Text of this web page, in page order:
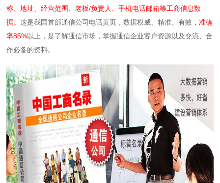
称、地址、经营范围、老板/负责人、手机电话邮箱等工商信息数
据。这是我国首部通信公司电话黄页，数据权威、精准、有效，准确
率85%以上，是了解通信市场，掌握通信企业客户资源以及交流、合
作必备的资料。